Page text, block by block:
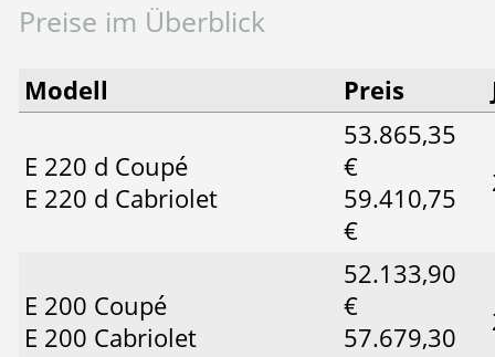
Preise im Überblick
Modell Preis
E 220 d Coupé
E 220 d Cabriolet
53.865,35
€
59.410,75
€
E 200 Coupé
E 200 Cabriolet
52.133,90
€
57.679,30